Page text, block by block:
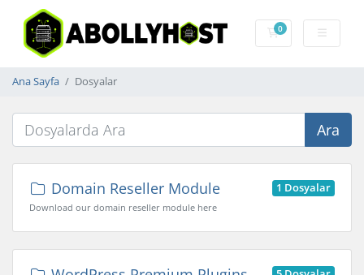
0Sepet
Ana Sayfa Dosyalar
Ara
Domain Reseller Module 1 Dosyalar
Download our domain reseller module here